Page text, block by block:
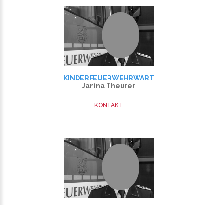
KINDERFEUERWEHRWART
Janina Theurer
KONTAKT